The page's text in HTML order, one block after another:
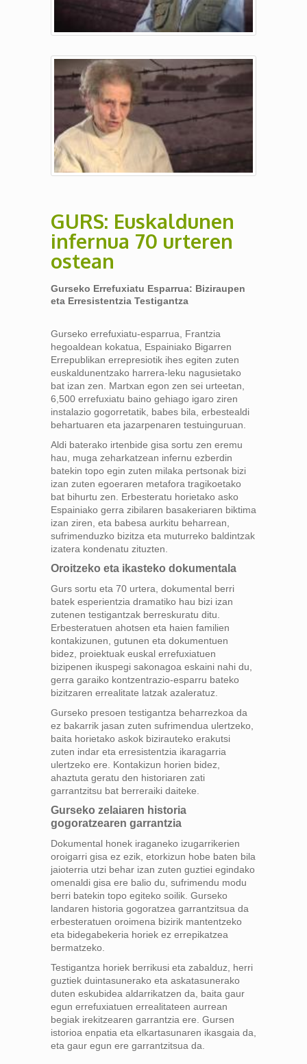
GURS: Euskaldunen
infernua 70 urteren
ostean
Gurseko Errefuxiatu Esparrua: Biziraupen
eta Erresistentzia Testigantza
Gurseko errefuxiatu-esparrua, Frantzia
hegoaldean kokatua, Espainiako Bigarren
Errepublikan errepresiotik ihes egiten zuten
euskaldunentzako harrera-leku nagusietako
bat izan zen. Martxan egon zen sei urteetan,
6,500 errefuxiatu baino gehiago igaro ziren
instalazio gogorretatik, babes bila, erbestealdi
behartuaren eta jazarpenaren testuinguruan.
Aldi baterako irtenbide gisa sortu zen eremu
hau, muga zeharkatzean infernu ezberdin
batekin topo egin zuten milaka pertsonak bizi
izan zuten egoeraren metafora tragikoetako
bat bihurtu zen. Erbesteratu horietako asko
Espainiako gerra zibilaren basakeriaren biktima
izan ziren, eta babesa aurkitu beharrean,
sufrimenduzko bizitza eta muturreko baldintzak
izatera kondenatu zituzten.
Oroitzeko eta ikasteko dokumentala
Gurs sortu eta 70 urtera, dokumental berri
batek esperientzia dramatiko hau bizi izan
zutenen testigantzak berreskuratu ditu.
Erbesteratuen ahotsen eta haien familien
kontakizunen, gutunen eta dokumentuen
bidez, proiektuak euskal errefuxiatuen
bizipenen ikuspegi sakonagoa eskaini nahi du,
gerra garaiko kontzentrazio-esparru bateko
bizitzaren errealitate latzak azaleratuz.
Gurseko presoen testigantza beharrezkoa da
ez bakarrik jasan zuten sufrimendua ulertzeko,
baita horietako askok bizirauteko erakutsi
zuten indar eta erresistentzia ikaragarria
ulertzeko ere. Kontakizun horien bidez,
ahaztuta geratu den historiaren zati
garrantzitsu bat berreraiki daiteke.
Gurseko zelaiaren historia
gogoratzearen garrantzia
Dokumental honek iraganeko izugarrikerien
oroigarri gisa ez ezik, etorkizun hobe baten bila
jaioterria utzi behar izan zuten guztiei egindako
omenaldi gisa ere balio du, sufrimendu modu
berri batekin topo egiteko soilik. Gurseko
landaren historia gogoratzea garrantzitsua da
erbesteratuen oroimena bizirik mantentzeko
eta bidegabekeria horiek ez errepikatzea
bermatzeko.
Testigantza horiek berrikusi eta zabalduz, herri
guztiek duintasunerako eta askatasunerako
duten eskubidea aldarrikatzen da, baita gaur
egun errefuxiatuen errealitateen aurrean
begiak irekitzearen garrantzia ere. Gursen
istorioa enpatia eta elkartasunaren ikasgaia da,
eta gaur egun ere garrantzitsua da.